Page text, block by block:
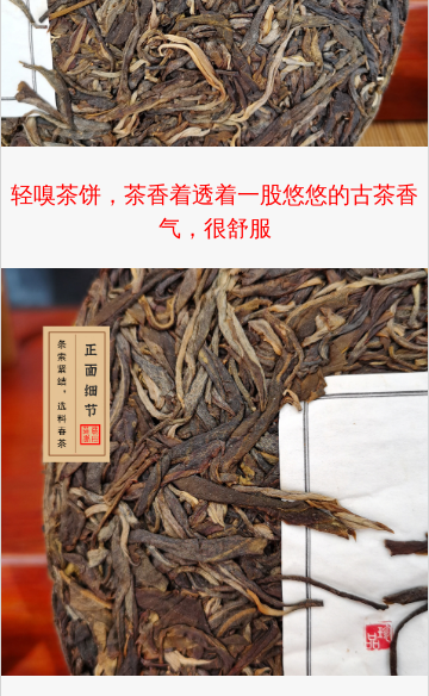
轻嗅茶饼，茶香着透着一股悠悠的古茶香
气，很舒服